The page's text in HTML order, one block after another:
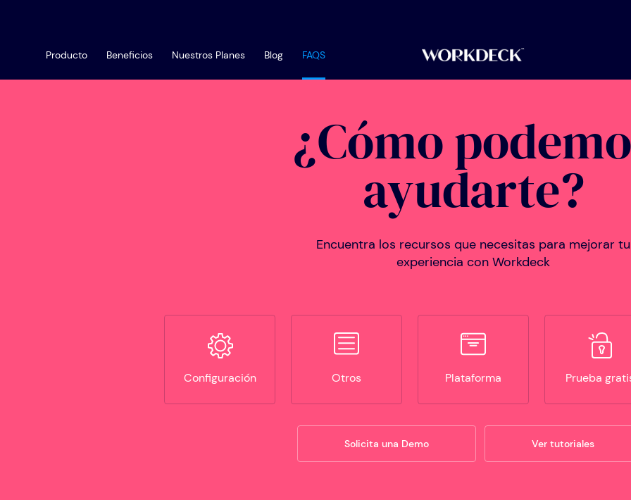
Producto Beneficios Nuestros Planes Blog FAQS
¿Cómo
ayudarte?
Encuentra los recursos que necesitas para mejorar tu
experiencia con Workdeck
Configuración Otros Plataforma Prueba
Solicita una Demo Ver tutoriales